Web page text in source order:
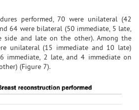
performed, 70 were unilateral (42
64 were bilateral (50 immediate, 5 late,
side and late on the other). Among the
unilateral (15 immediate and 10 late)
immediate, 2 late, and 4 immediate on
(Figure 7).